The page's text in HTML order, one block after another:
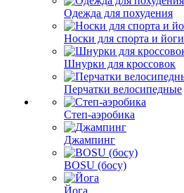
Одежда для похудения
Носки для спорта и йоги
Шнурки для кроссовок
Перчатки велосипедные
Степ-аэробика
Джампинг
BOSU (босу)
Йога